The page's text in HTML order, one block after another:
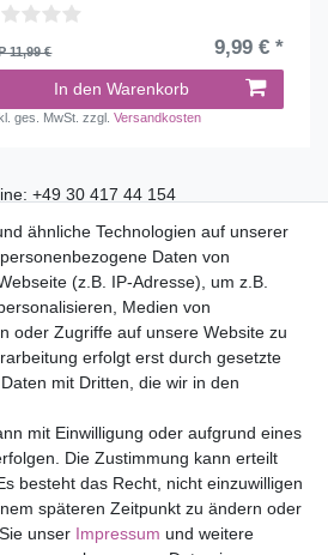
11,99 € 9,99 € *
In den Warenkorb
ges. MwSt. zzgl.Versandkosten
+49 30 417 44 154
Tage Rückgaberecht
ab 75 € in Deutschland
ähnliche Technologien auf unserer
Daten von
(z.B. IP-Adresse), um z.B.
Medien von
oder Zugriffe auf unsere Website zu
erfolgt erst durch gesetzte
mit Dritten, die wir in den
mit Einwilligung oder aufgrund eines
Die Zustimmung kann erteilt
besteht das Recht, nicht einzuwilligen
späteren Zeitpunkt zu ändern oder
unser Impressum und weitere